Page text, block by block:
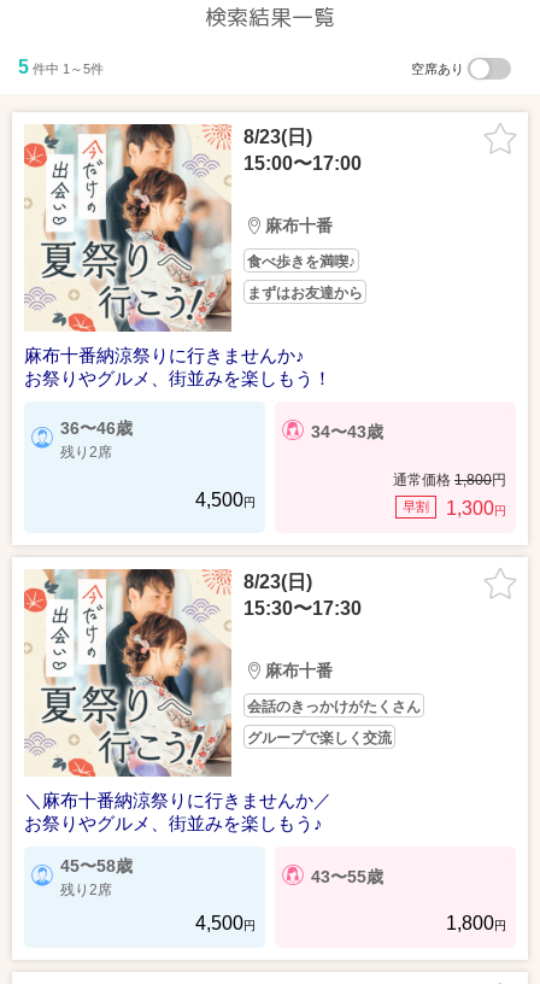
検索結果一覧
5 件中 1～5件 空席あり
8/23(日)
15:00〜17:00
麻布十番
食べ歩きを満喫♪
まずはお友達から
麻布十番納涼祭りに行きませんか♪
お祭りやグルメ、街並みを楽しもう！
36〜46歳
残り2席
4,500円
34〜43歳
通常価格 1,800円
早割 1,300円
8/23(日)
15:30〜17:30
麻布十番
会話のきっかけがたくさん
グループで楽しく交流
＼麻布十番納涼祭りに行きませんか／
お祭りやグルメ、街並みを楽しもう♪
45〜58歳
残り2席
4,500円
43〜55歳
1,800円